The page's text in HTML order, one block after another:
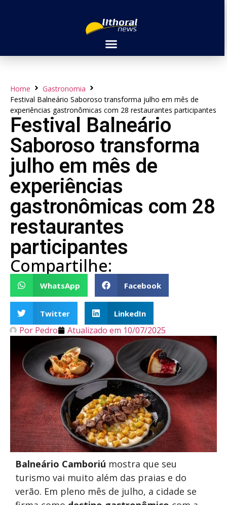
Home
Gastronomia
Festival Balneário Saboroso transforma julho em mês de
experiências gastronômicas com 28 restaurantes participantes
Festival Balneário
Saboroso transforma
julho em mês de
experiências
gastronômicas com 28
restaurantes
participantes
Compartilhe:
WhatsApp Facebook
Twitter LinkedIn
Por Pedro Atualizado em 10/07/2025
Balneário Camboriú mostra que seu
turismo vai muito além das praias e do
verão. Em pleno mês de julho, a cidade se